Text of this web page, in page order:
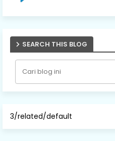
SEARCH THIS BLOG
3/related/default